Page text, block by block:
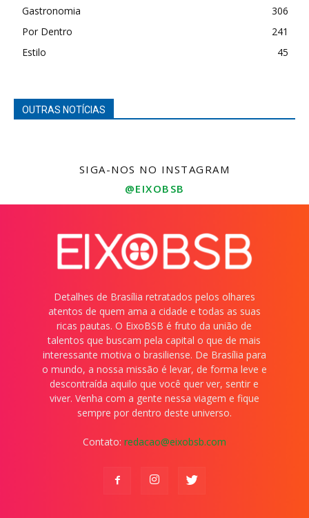
Gastronomia
306
Por Dentro
241
Estilo
45
OUTRAS NOTÍCIAS
SIGA-NOS NO INSTAGRAM
@EIXOBSB
Detalhes de Brasília retratados pelos olhares
atentos de quem ama a cidade e todas as suas
ricas pautas. O EixoBSB é fruto da união de
talentos que buscam pela capital o que de mais
interessante motiva o brasiliense. De Brasília para
o mundo, a nossa missão é levar, de forma leve e
descontraída aquilo que você quer ver, sentir e
viver. Venha com a gente nessa viagem e fique
sempre por dentro deste universo.
Contato: redacao@eixobsb.com